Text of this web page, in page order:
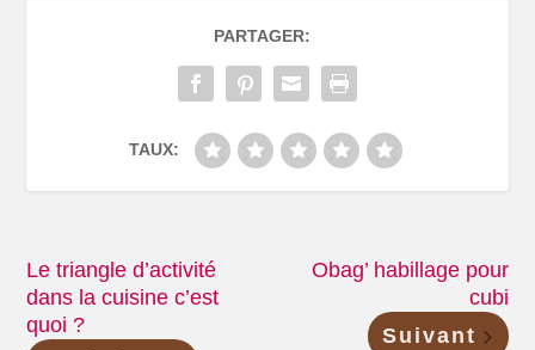
PARTAGER:
TAUX:
Le triangle d’activité
dans la cuisine c’est
quoi ?
Obag’ habillage pour
cubi
Suivant